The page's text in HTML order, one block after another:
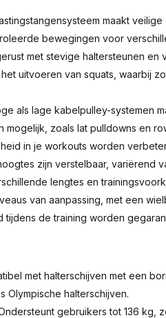
maakt
bewegingen voor
met stevige haltersteunen en
uitvoeren van squats, waarbij
als lage kabelpulley-systemen
zoals lat pulldowns en
in je workouts worden
zijn verstelbaar, variërend
lengtes en
van aanpassing, met een
tijdens de training worden
met halterschijven met een
Olympische halterschijven.
gebruikers tot 136 kg,